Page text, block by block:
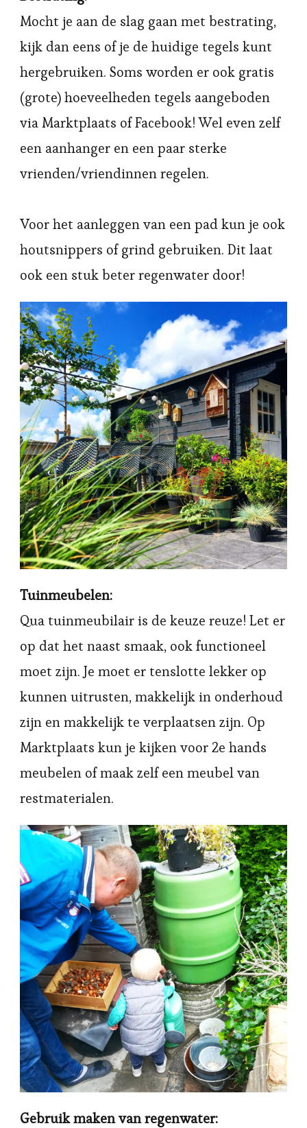
Mocht je aan de slag gaan met bestrating,
kijk dan eens of je de huidige tegels kunt
hergebruiken. Soms worden er ook gratis
(grote) hoeveelheden tegels aangeboden
via Marktplaats of Facebook! Wel even zelf
een aanhanger en een paar sterke
vrienden/vriendinnen regelen.
Voor het aanleggen van een pad kun je ook
houtsnippers of grind gebruiken. Dit laat
ook een stuk beter regenwater door!
Tuinmeubelen:
Qua tuinmeubilair is de keuze reuze! Let er
op dat het naast smaak, ook functioneel
moet zijn. Je moet er tenslotte lekker op
kunnen uitrusten, makkelijk in onderhoud
zijn en makkelijk te verplaatsen zijn. Op
Marktplaats kun je kijken voor 2e hands
meubelen of maak zelf een meubel van
restmaterialen.
Gebruik maken van regenwater: